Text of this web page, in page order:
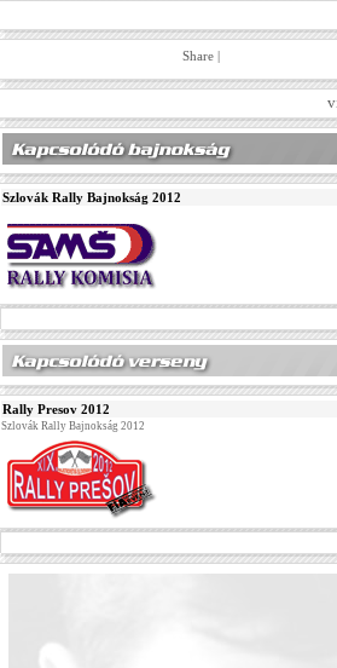
Share |
Szlovák Rally Bajnokság 2012
Rally Presov 2012
Szlovák Rally Bajnokság 2012